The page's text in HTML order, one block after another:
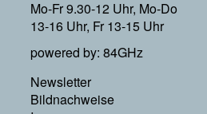
Mo-Fr 9.30-12 Uhr, Mo-Do
13-16 Uhr, Fr 13-15 Uhr
powered by: 84GHz
Footer
Newsletter
Bildnachweise